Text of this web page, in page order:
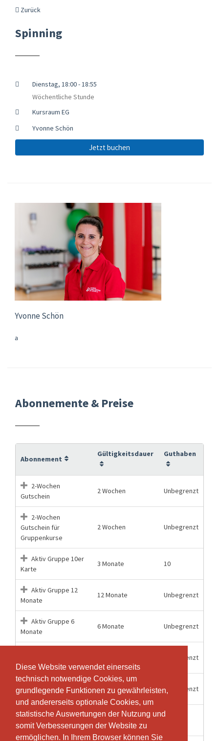
Diese Website verwendet einerseits
technisch notwendige Cookies, um
grundlegende Funktionen zu gewährleisten,
und andererseits optionale Cookies, um
statistische Auswertungen der Nutzung und
somit Verbesserungen der Website zu
ermöglichen. In Ihrem Browser können Sie
Diese Website verwendet einerseits
technisch notwendige Cookies, um
grundlegende Funktionen zu gewährleisten,
und andererseits optionale Cookies, um
statistische Auswertungen der Nutzung und
somit Verbesserungen der Website zu
ermöglichen. In Ihrem Browser können Sie
Zurück
Spinning
Dienstag, 18:00 - 18:55
Wöchentliche Stunde
Kursraum EG
Yvonne Schön
Jetzt buchen
Yvonne Schön
a
Abonnemente & Preise
Abonnement
Gültigkeitsdauer Guthaben
2-Wochen
Gutschein
2 Wochen Unbegrenzt
2-Wochen
Gutschein für
Gruppenkurse
2 Wochen Unbegrenzt
Aktiv Gruppe 10er
Karte
3 Monate 10
Aktiv Gruppe 12
Monate
12 Monate Unbegrenzt
Aktiv Gruppe 6
Monate
6 Monate Unbegrenzt
Monate
Unbegrenzt
Aktiv Kombi 6
Monate
6 Monate Unbegrenzt
Einzeleintritt
Gruppenkurs